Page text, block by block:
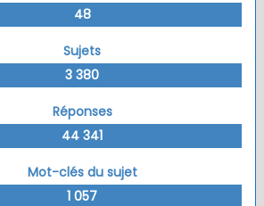
48
Sujets
3 380
Réponses
44 341
Mot-clés du sujet
1 057